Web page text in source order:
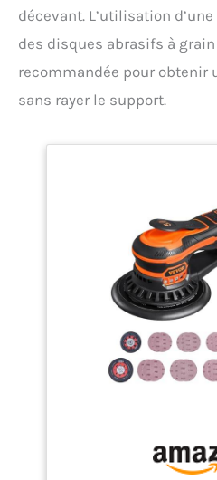
décevant. L’utilisation
des disques abrasifs à
recommandée pour obtenir
sans rayer le support.